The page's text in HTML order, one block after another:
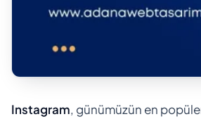
Instagram, günümüzün en